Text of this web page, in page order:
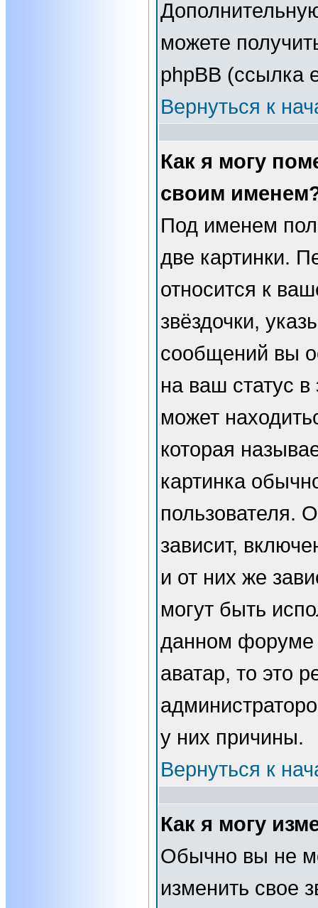
можете
phpBB (ссылка
Вернуться к
Как я могу
своим
Под именем
две картинки.
относится к
звёздочки,
сообщений вы
на ваш статус
может
которая
картинка
пользователя.
зависит,
и от них же
могут быть
данном форуме
аватар, то это
у них причины.
Вернуться к
Как я могу
Обычно вы не
изменить свое